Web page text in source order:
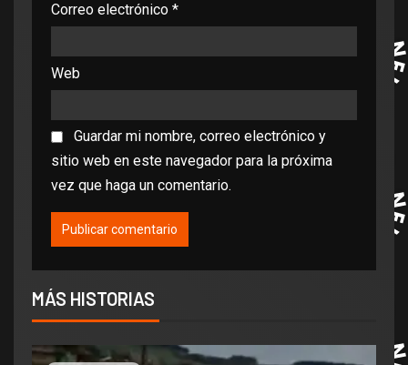
Correo electrónico *
Web
Guardar mi nombre, correo electrónico y
sitio web en este navegador para la próxima
vez que haga un comentario.
MÁS HISTORIAS